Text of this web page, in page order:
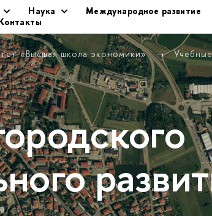
Наука Международное развитие
«Высшая школа экономики»